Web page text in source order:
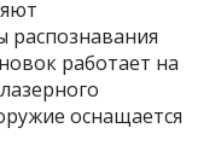
распознавания
работает на
оснащается